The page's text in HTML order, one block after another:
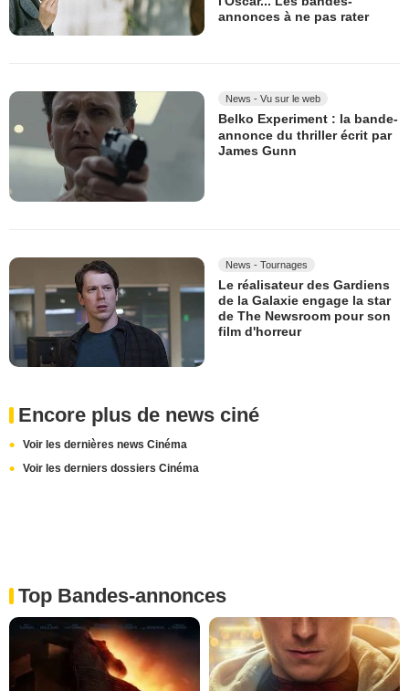
annonces à ne pas rater
News - Vu sur le web
Belko Experiment : la bande-
annonce du thriller écrit par
James Gunn
News - Tournages
Le réalisateur des Gardiens
de la Galaxie engage la star
de The Newsroom pour son
film d'horreur
Encore plus de news ciné
Voir les dernières news Cinéma
Voir les derniers dossiers Cinéma
Top Bandes-annonces